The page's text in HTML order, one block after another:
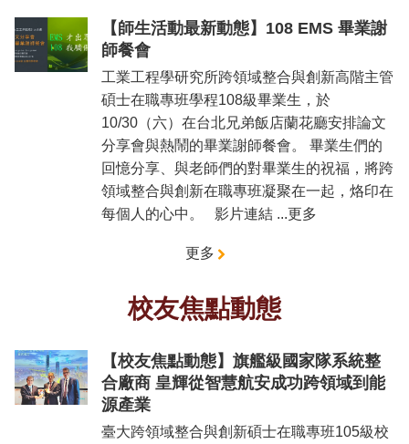
捐
款
專
【師生活動最新動態】108 EMS 畢業謝
師餐會
工業工程學研究所跨領域整合與創新高階主管
碩士在職專班學程108級畢業生，於
10/30（六）在台北兄弟飯店蘭花廳安排論文
分享會與熱鬧的畢業謝師餐會。 畢業生們的
回憶分享、與老師們的對畢業生的祝福，將跨
領域整合與創新在職專班凝聚在一起，烙印在
每個人的心中。 影片連結 ...更多
更多
校友焦點動態
【校友焦點動態】旗艦級國家隊系統整
合廠商 皇輝從智慧航安成功跨領域到能
源產業
臺大跨領域整合與創新碩士在職專班105級校